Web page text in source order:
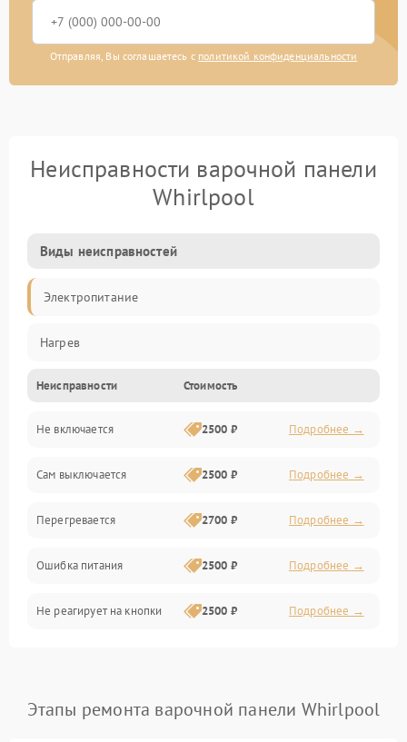
Отправляя, Вы соглашаетесь с политикой конфиденциальности
Неисправности варочной панели
Whirlpool
Виды неисправностей
Электропитание
Нагрев
Неисправности Стоимость
Не включается 2500 ₽ Подробнее →
Сам выключается 2500 ₽ Подробнее →
Перегревается 2700 ₽ Подробнее →
Ошибка питания 2500 ₽ Подробнее →
Не реагирует на кнопки 2500 ₽ Подробнее →
Этапы ремонта варочной панели Whirlpool